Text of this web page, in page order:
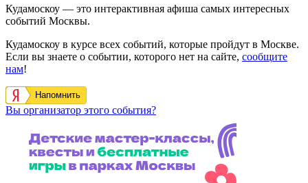
Кудамоскоу — это интерактивная афиша самых интересных
событий Москвы.
Кудамоскоу в курсе всех событий, которые пройдут в Москве.
Если вы знаете о событии, которого нет на сайте, сообщите
нам!
Напомнить
Вы организатор этого события?